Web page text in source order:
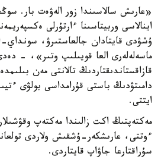
«عارىش سالاسىندا زور الەۋەت بار.
اينالاسى وربيتاسىنا ءارتۇرلى
ۇشۋدى قايتادان جالعاستىرۋ، سونداي-
ماسەلەلەرى العا قويىلىپ وتىر»، -
قازاقستاندىقتاردىڭ تالانتى مەن
دامىتۋدىڭ باستى قۇرامداسى بولۋى
ايتتى.
مەكتەپتىڭ اكت زالىندا مەكتەپ
ءوتتى، عارىشكەر-ۇشقىش ولاردى
سۇراقتارعا جاۋاپ قايتاردى.